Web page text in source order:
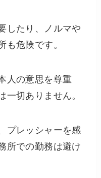
したり、ノルマや
も危険です。
人の意思を尊重
一切ありません。
プレッシャーを感
所での勤務は避け